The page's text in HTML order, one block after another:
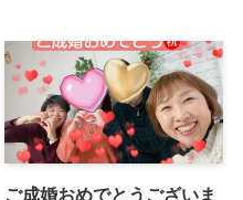
ご成婚おめでとうございま